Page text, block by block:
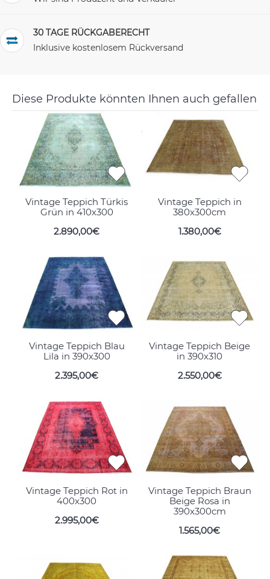
30 TAGE RÜCKGABERECHT
Inklusive kostenlosem Rückversand
Diese Produkte könnten Ihnen auch gefallen
Vintage Teppich Türkis
Grün in 410x300
2.890,00€
Vintage Teppich in
380x300cm
1.380,00€
Vintage Teppich Blau
Lila in 390x300
2.395,00€
Vintage Teppich Beige
in 390x310
2.550,00€
Vintage Teppich Rot in
400x300
2.995,00€
Vintage Teppich Braun
Beige Rosa in
390x300cm
1.565,00€